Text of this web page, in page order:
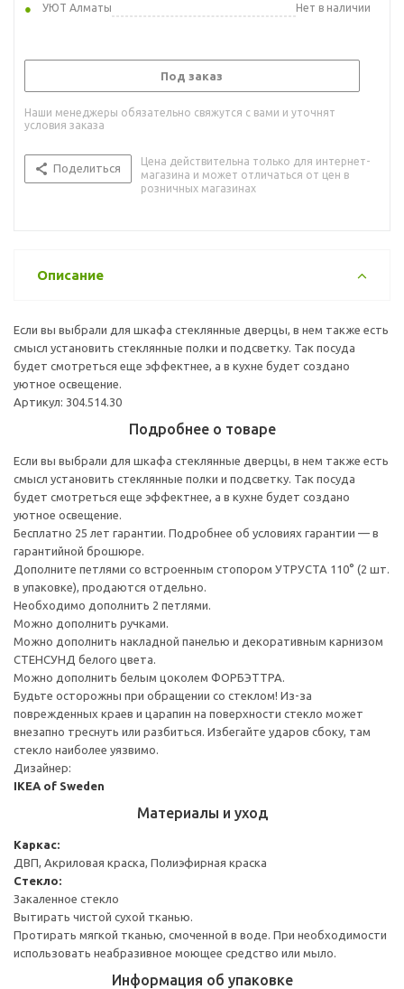
УЮТ Алматы
Нет в наличии
Под заказ
Наши менеджеры обязательно свяжутся с вами и уточнят
условия заказа
Поделиться
Цена действительна только для интернет-
магазина и может отличаться от цен в
розничных магазинах
Описание
Если вы выбрали для шкафа стеклянные дверцы, в нем также есть
смысл установить стеклянные полки и подсветку. Так посуда
будет смотреться еще эффектнее, а в кухне будет создано
уютное освещение.
Артикул: 304.514.30
Подробнее о товаре
Если вы выбрали для шкафа стеклянные дверцы, в нем также есть
смысл установить стеклянные полки и подсветку. Так посуда
будет смотреться еще эффектнее, а в кухне будет создано
уютное освещение.
Бесплатно 25 лет гарантии. Подробнее об условиях гарантии — в
гарантийной брошюре.
Дополните петлями со встроенным стопором УТРУСТА 110° (2 шт.
в упаковке), продаются отдельно.
Необходимо дополнить 2 петлями.
Можно дополнить ручками.
Можно дополнить накладной панелью и декоративным карнизом
СТЕНСУНД белого цвета.
Можно дополнить белым цоколем ФОРБЭТТРА.
Будьте осторожны при обращении со стеклом! Из-за
поврежденных краев и царапин на поверхности стекло может
внезапно треснуть или разбиться. Избегайте ударов сбоку, там
стекло наиболее уязвимо.
Дизайнер:
IKEA of Sweden
Материалы и уход
Каркас:
ДВП, Акриловая краска, Полиэфирная краска
Стекло:
Закаленное стекло
Вытирать чистой сухой тканью.
Протирать мягкой тканью, смоченной в воде. При необходимости
использовать неабразивное моющее средство или мыло.
Информация об упаковке